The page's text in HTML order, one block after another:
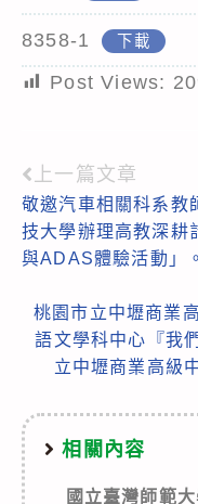
8358-1 下載
Post Views:
Read
more
articles
上一篇文章
敬邀汽車相關科系教
技大學辦理高教深耕
與ADAS體驗活動」。
桃園市立中壢商業
語文學科中心『我
立中壢商業高級
相關內容
國立臺灣師範